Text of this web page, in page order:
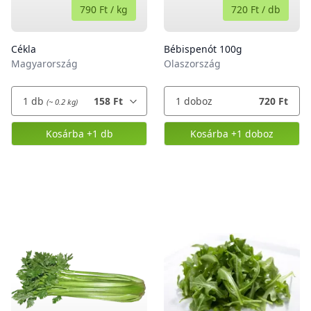
Cékla
Magyarország
790 Ft / kg
1 db (~ 0.2 kg) 158 Ft
Kosárba +1 db
, Cékla
Bébispenót 100g
Olaszország
720 Ft / db
1 doboz 720 Ft
Kosárba +1 doboz
,Bébispenót